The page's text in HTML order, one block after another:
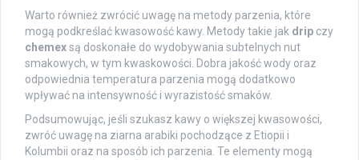
Warto również zwrócić uwagę na metody parzenia, które
mogą podkreślać kwasowość kawy. Metody takie jak drip czy
chemexsą doskonałe do wydobywania subtelnych nut
smakowych, w tym kwaskowości. Dobra jakość wody oraz
odpowiednia temperatura parzenia mogą dodatkowo
wpływać na intensywność i wyrazistość smaków.
Podsumowując, jeśli szukasz kawy o większej kwasowości,
zwróć uwagę na ziarna arabiki pochodzące z Etiopii i
Kolumbii oraz na sposób ich parzenia. Te elementy mogą